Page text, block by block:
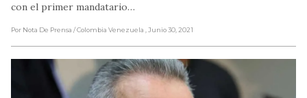
con el primer mandatario…
Por Nota De Prensa / Colombia Venezuela , Junio 30, 2021